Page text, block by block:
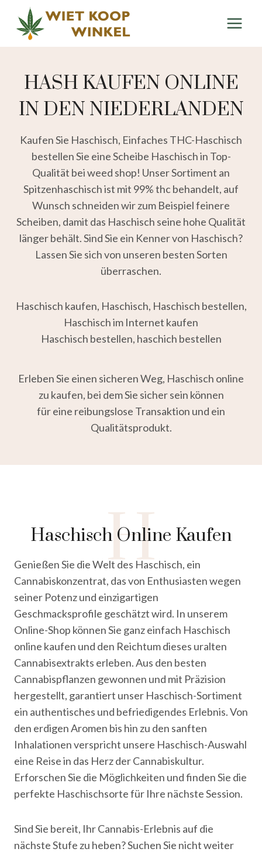
Inhalt
springen
HASH KAUFEN ONLINE
IN DEN NIEDERLANDEN
Kaufen Sie Haschisch, Einfaches THC-Haschisch
bestellen Sie eine Scheibe Haschisch in Top-
Qualität bei weed shop! Unser Sortiment an
Spitzenhaschisch ist mit 99% thc behandelt, auf
Wunsch schneiden wir zum Beispiel feinere
Scheiben, damit das Haschisch seine hohe Qualität
länger behält. Sind Sie ein Kenner von Haschisch?
Lassen Sie sich von unseren besten Sorten
überraschen.
Haschisch kaufen, Haschisch, Haschisch bestellen,
Haschisch im Internet kaufen
Haschisch bestellen, haschich bestellen
Erleben Sie einen sicheren Weg, Haschisch online
zu kaufen, bei dem Sie sicher sein können
für eine reibungslose Transaktion und ein
Qualitätsprodukt.
H
Haschisch Online Kaufen
Genießen Sie die Welt des Haschisch, ein
Cannabiskonzentrat, das von Enthusiasten wegen
seiner Potenz und einzigartigen
Geschmacksprofile geschätzt wird. In unserem
Online-Shop können Sie ganz einfach Haschisch
online kaufen und den Reichtum dieses uralten
Cannabisextrakts erleben. Aus den besten
Cannabispflanzen gewonnen und mit Präzision
hergestellt, garantiert unser Haschisch-Sortiment
ein authentisches und befriedigendes Erlebnis. Von
den erdigen Aromen bis hin zu den sanften
Inhalationen verspricht unsere Haschisch-Auswahl
eine Reise in das Herz der Cannabiskultur.
Erforschen Sie die Möglichkeiten und finden Sie die
perfekte Haschischsorte für Ihre nächste Session.
Sind Sie bereit, Ihr Cannabis-Erlebnis auf die
nächste Stufe zu heben? Suchen Sie nicht weiter